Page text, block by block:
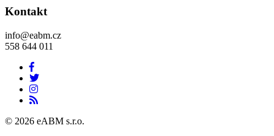
Kontakt
info@eabm.cz
558 644 011
© 2026 eABM s.r.o.